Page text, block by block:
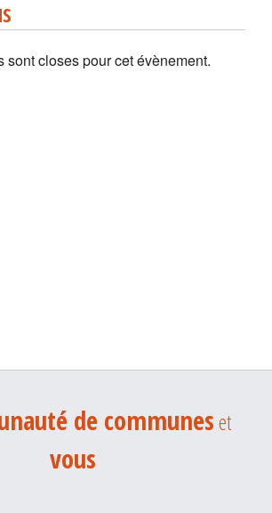
sont closes pour cet évènement.
de communeset
vous